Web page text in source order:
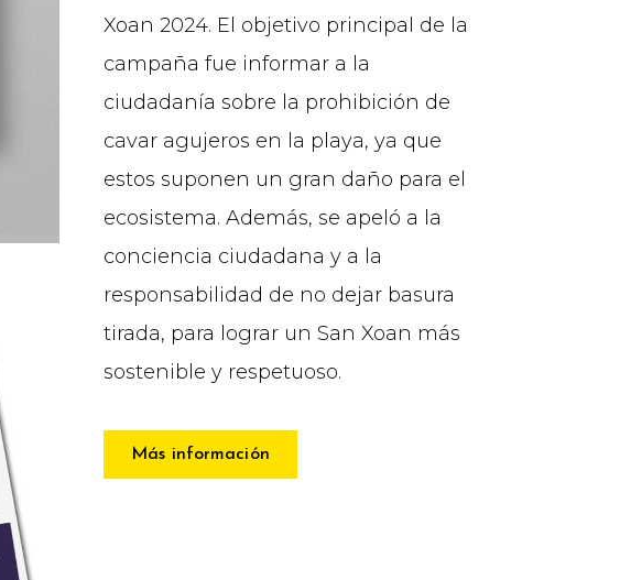
Xoan 2024. El objetivo principal de la
campaña fue informar a la
ciudadanía sobre la prohibición de
cavar agujeros en la playa, ya que
estos suponen un gran daño para el
ecosistema. Además, se apeló a la
conciencia ciudadana y a la
responsabilidad de no dejar basura
tirada, para lograr un San Xoan más
sostenible y respetuoso.
Más información